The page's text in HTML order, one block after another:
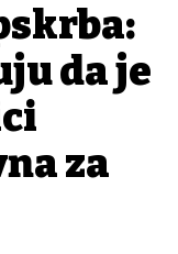
da je
za